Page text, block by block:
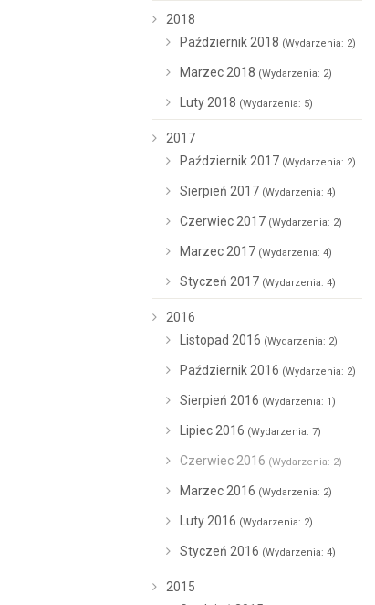
2018
Październik 2018 (Wydarzenia: 2)
Marzec 2018 (Wydarzenia: 2)
Luty 2018 (Wydarzenia: 5)
2017
Październik 2017 (Wydarzenia: 2)
Sierpień 2017 (Wydarzenia: 4)
Czerwiec 2017 (Wydarzenia: 2)
Marzec 2017 (Wydarzenia: 4)
Styczeń 2017 (Wydarzenia: 4)
2016
Listopad 2016 (Wydarzenia: 2)
Październik 2016 (Wydarzenia: 2)
Sierpień 2016 (Wydarzenia: 1)
Lipiec 2016 (Wydarzenia: 7)
Czerwiec 2016 (Wydarzenia: 2)
Marzec 2016 (Wydarzenia: 2)
Luty 2016 (Wydarzenia: 2)
Styczeń 2016 (Wydarzenia: 4)
2015